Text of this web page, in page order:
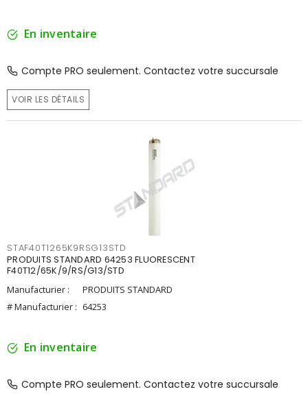
En inventaire
Compte PRO seulement. Contactez votre succursale
VOIR LES DÉTAILS
STAF40T1265K9RSG13STD
PRODUITS STANDARD 64253 FLUORESCENT
F40T12/65K/9/RS/G13/STD
Manufacturier :
PRODUITS STANDARD
# Manufacturier : 64253
En inventaire
Compte PRO seulement. Contactez votre succursale